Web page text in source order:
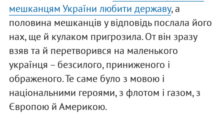
мешканцям України любити державу, а
половина мешканців у відповідь послала його
нах, ще й кулаком пригрозила. От він зразу
взяв та й перетворився на маленького
українця – безсилого, приниженого і
ображеного. Те саме було з мовою і
національними героями, з флотом і газом, з
Європою й Америкою.